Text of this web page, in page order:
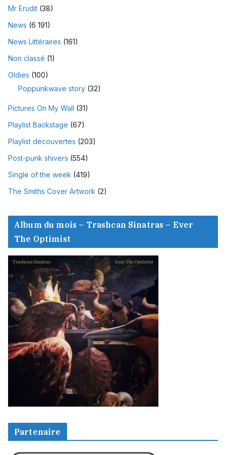
Mr Erudit (38)
News (6 191)
News Littéraires (161)
Non classé (1)
Oldies (100)
Poppunkwave story (32)
Pictures On My Wall (31)
Playlist Backstage (67)
Playlist découvertes (203)
Post-punk shivers (554)
Single of the week (419)
The Smiths Cover Artwork (2)
Album du mois – Trashcan Sinatras – Ever
The Optimist
Partenaire